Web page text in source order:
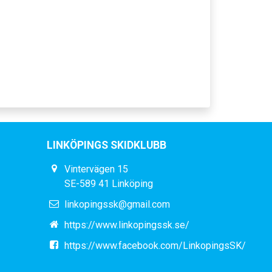
LINKÖPINGS SKIDKLUBB
Vintervägen 15
SE-589 41 Linköping
linkopingssk@gmail.com
https://www.linkopingssk.se/
https://www.facebook.com/LinkopingsSK/